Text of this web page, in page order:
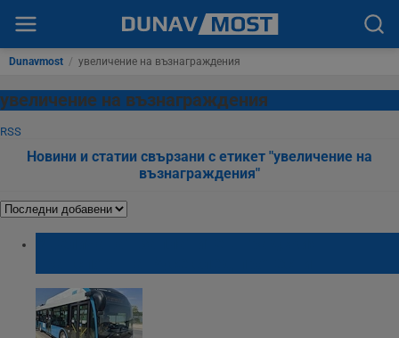
Dunavmost / увеличение на възнаграждения
увеличение на възнаграждения
RSS
Новини и статии свързани с етикет "увеличение на
възнаграждения"